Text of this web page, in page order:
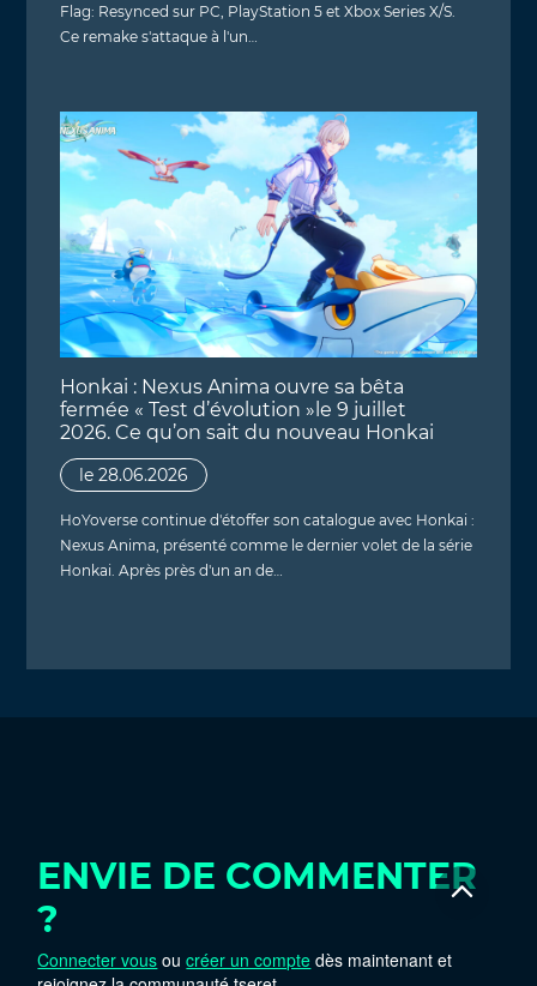
Flag: Resynced sur PC, PlayStation 5 et Xbox Series X/S.
Ce remake s'attaque à l'un…
Honkai : Nexus Anima ouvre sa bêta
fermée « Test d’évolution »le 9 juillet
2026. Ce qu’on sait du nouveau Honkai
le 28.06.2026
HoYoverse continue d'étoffer son catalogue avec Honkai :
Nexus Anima, présenté comme le dernier volet de la série
Honkai. Après près d'un an de…
ENVIE DE COMMENTER
?
Connecter vous oucréer un compte dès maintenant et